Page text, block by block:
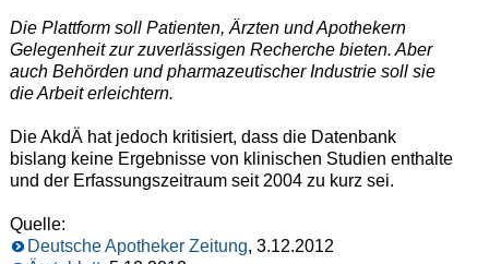
Die Plattform soll Patienten, Ärzten und Apothekern
Gelegenheit zur zuverlässigen Recherche bieten. Aber
auch Behörden und pharmazeutischer Industrie soll sie
die Arbeit erleichtern.
Die AkdÄ hat jedoch kritisiert, dass die Datenbank
bislang keine Ergebnisse von klinischen Studien enthalte
und der Erfassungszeitraum seit 2004 zu kurz sei.
Quelle:
Deutsche Apotheker Zeitung, 3.12.2012